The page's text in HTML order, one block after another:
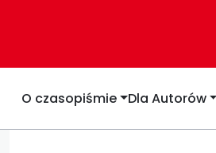
O czasopiśmie Dla Autorów